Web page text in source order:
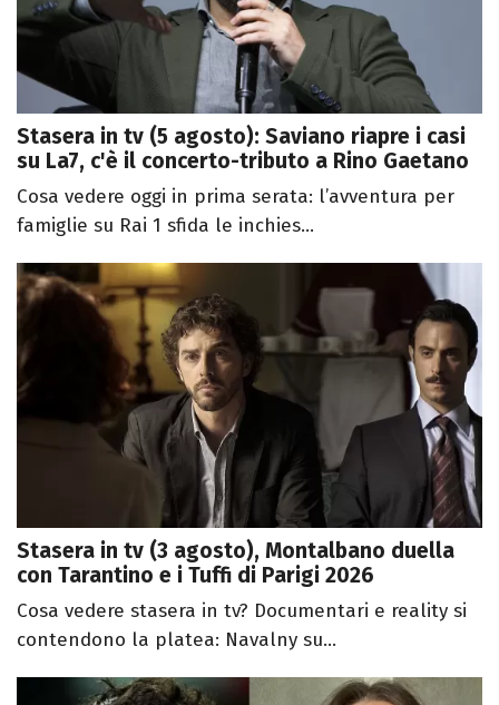
Stasera in tv (5 agosto): Saviano riapre i casi
su La7, c'è il concerto-tributo a Rino Gaetano
Cosa vedere oggi in prima serata: l’avventura per
famiglie su Rai 1 sfida le inchies...
Stasera in tv (3 agosto), Montalbano duella
con Tarantino e i Tuffi di Parigi 2026
Cosa vedere stasera in tv? Documentari e reality si
contendono la platea: Navalny su...